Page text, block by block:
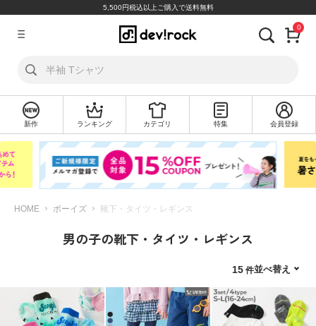
5,500円税込以上ご購入で送料無料
ロ
新
ゴ
0
新作 ランキング カテゴリ 特集 会員登録
HOME ボーイズ 靴下・タイツ・レギンス
男の子の靴下・タイツ・レギンス
並べ替え
15